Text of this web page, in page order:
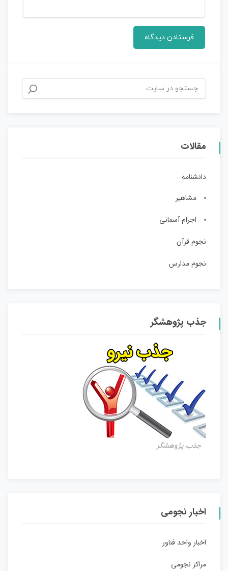
مقالات
دانشنامه
مشاهیر
اجرام آسمانی
نجوم قرآن
نجوم مدارس
جذب پژوهشگر
جذب پژوهشگر
اخبار نجومی
اخبار واحد فناور
مراکز نجومی